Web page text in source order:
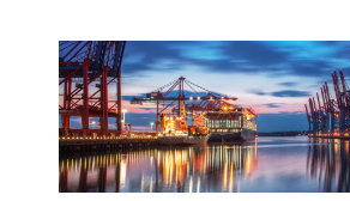
CW-HIRE DEMO